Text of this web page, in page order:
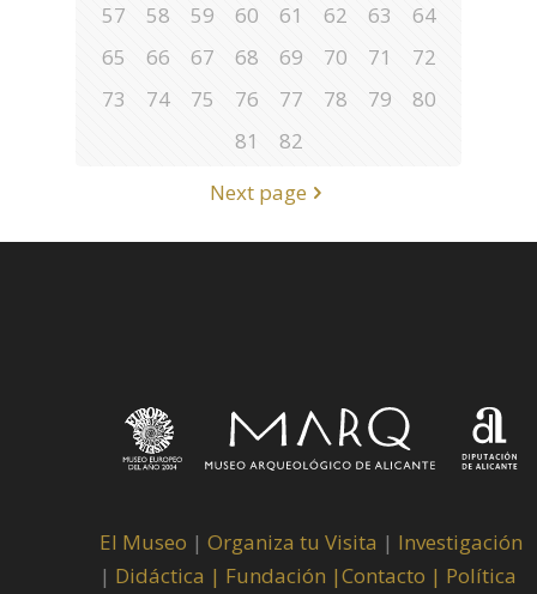
57
58 59 60 61 62 63
64
65
66 67 68 69 70 71
72
73
74 75 76 77 78 79
80
81
82
Next page
El Museo | Organiza tu Visita | Investigación
| Didáctica | Fundación |Contacto | Política